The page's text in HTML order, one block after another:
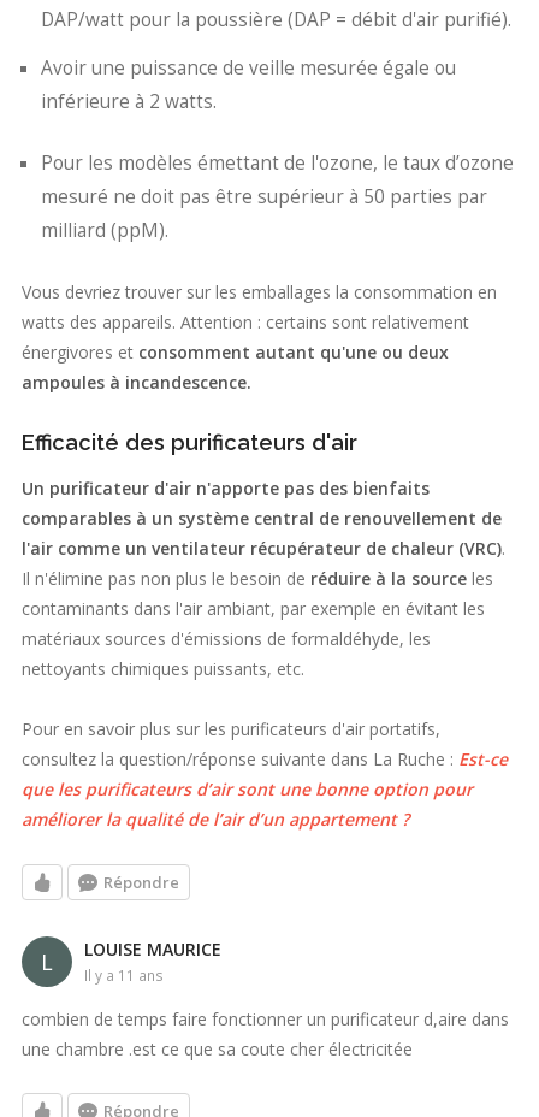
DAP/watt pour la poussière (DAP = débit d'air purifié).
Avoir une puissance de veille mesurée égale ou
inférieure à 2 watts.
Pour les modèles émettant de l'ozone, le taux d’ozone
mesuré ne doit pas être supérieur à 50 parties par
milliard (ppM).
Vous devriez trouver sur les emballages la consommation en
watts des appareils. Attention : certains sont relativement
énergivores et consomment autant qu'une ou deux
ampoules à incandescence.
Efficacité des purificateurs d'air
Un purificateur d'air n'apporte pas des bienfaits
comparables à un système central de renouvellement de
l'air comme un ventilateur récupérateur de chaleur (VRC).
Il n'élimine pas non plus le besoin de réduire à la source les
contaminants dans l'air ambiant, par exemple en évitant les
matériaux sources d'émissions de formaldéhyde, les
nettoyants chimiques puissants, etc.
Pour en savoir plus sur les purificateurs d'air portatifs,
consultez la question/réponse suivante dans La Ruche : Est-ce
que les purificateurs d’air sont une bonne option pour
améliorer la qualité de l’air d’un appartement ?
Répondre
L LOUISE MAURICE
il y a 11 ans
combien de temps faire fonctionner un purificateur d,aire dans
une chambre .est ce que sa coute cher électricitée
Répondre